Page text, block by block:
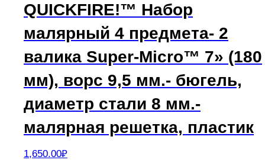
QUICKFIRE!™ Набор
малярный 4 предмета- 2
валика Super-Micro™ 7» (180
мм), ворс 9,5 мм.- бюгель,
диаметр стали 8 мм.-
малярная решетка, пластик
1,650.00₽